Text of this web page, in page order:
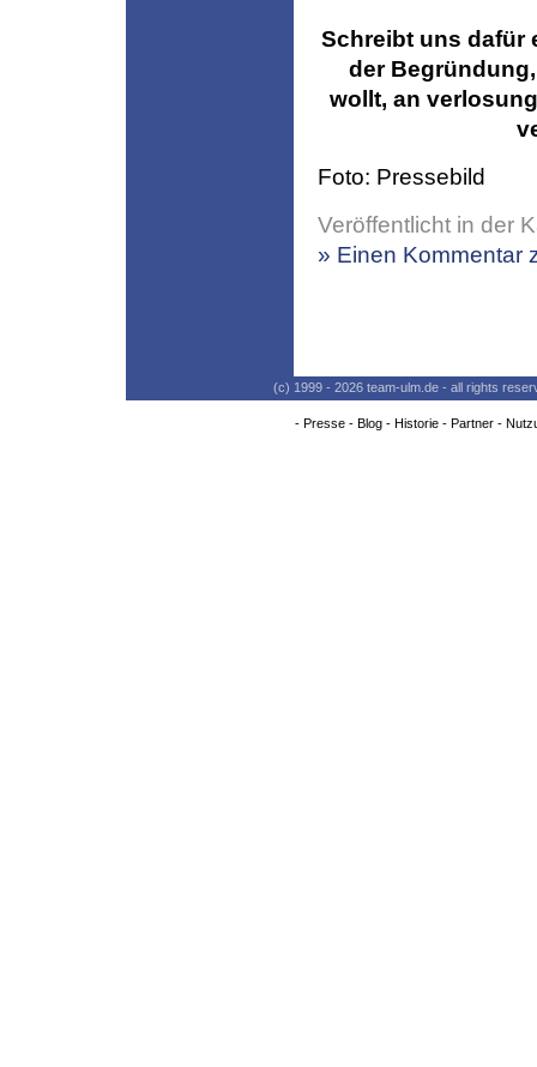
Schreibt uns dafür
der
wollt, an
Foto: Pressebild
Veröffentlicht in der
» Einen Kommentar
(c) 1999 - 2026 team-ulm.de - all rights
- Presse- Blog- Historie- Partner-